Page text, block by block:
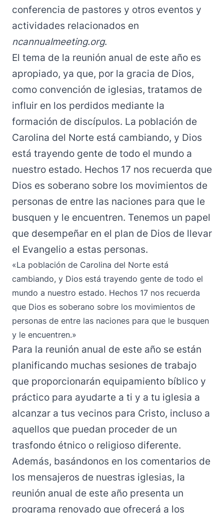
conferencia de pastores y otros eventos y
actividades relacionados en
ncannualmeeting.org.
El tema de la reunión anual de este año es
apropiado, ya que, por la gracia de Dios,
como convención de iglesias, tratamos de
influir en los perdidos mediante la
formación de discípulos. La población de
Carolina del Norte está cambiando, y Dios
está trayendo gente de todo el mundo a
nuestro estado. Hechos 17 nos recuerda que
Dios es soberano sobre los movimientos de
personas de entre las naciones para que le
busquen y le encuentren. Tenemos un papel
que desempeñar en el plan de Dios de llevar
el Evangelio a estas personas.
«La población de Carolina del Norte está
cambiando, y Dios está trayendo gente de todo el
mundo a nuestro estado. Hechos 17 nos recuerda
que Dios es soberano sobre los movimientos de
personas de entre las naciones para que le busquen
y le encuentren.»
Para la reunión anual de este año se están
planificando muchas sesiones de trabajo
que proporcionarán equipamiento bíblico y
práctico para ayudarte a ti y a tu iglesia a
alcanzar a tus vecinos para Cristo, incluso a
aquellos que puedan proceder de un
trasfondo étnico o religioso diferente.
Además, basándonos en los comentarios de
los mensajeros de nuestras iglesias, la
reunión anual de este año presenta un
programa renovado que ofrecerá a los